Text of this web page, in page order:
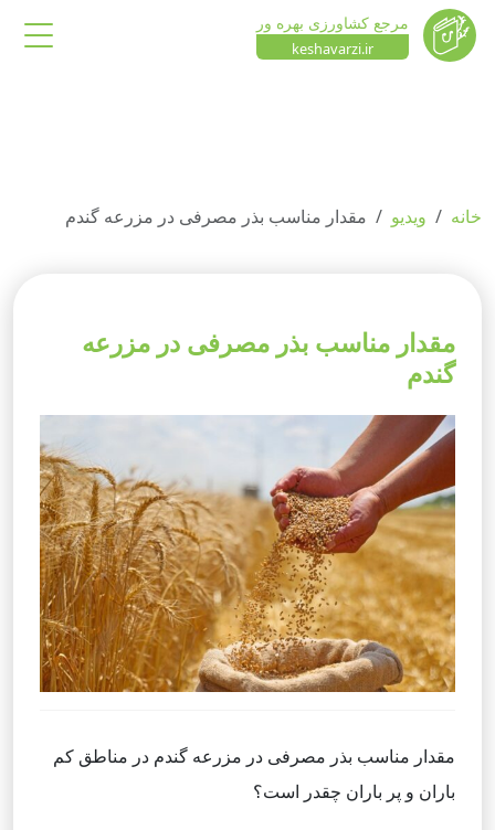
مرجع کشاورزی بهره ور
keshavarzi.ir
خانه ویدیو مقدار مناسب بذر مصرفی در مزرعه گندم
مقدار مناسب بذر مصرفی در مزرعه
گندم
مقدار مناسب بذر مصرفی در مزرعه گندم در مناطق کم
باران و پر باران چقدر است؟